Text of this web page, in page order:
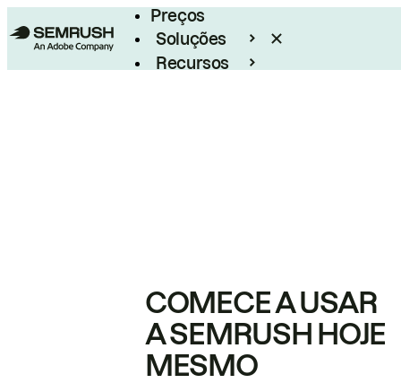
Preços
Soluções
Recursos
COMECE A USAR
A SEMRUSH HOJE
MESMO